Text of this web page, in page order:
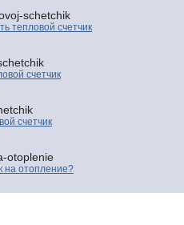
тепловой счетчик
счетчик
счетчик
на отопление?